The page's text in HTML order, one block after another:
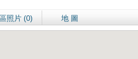
照片 (0) 地 圖